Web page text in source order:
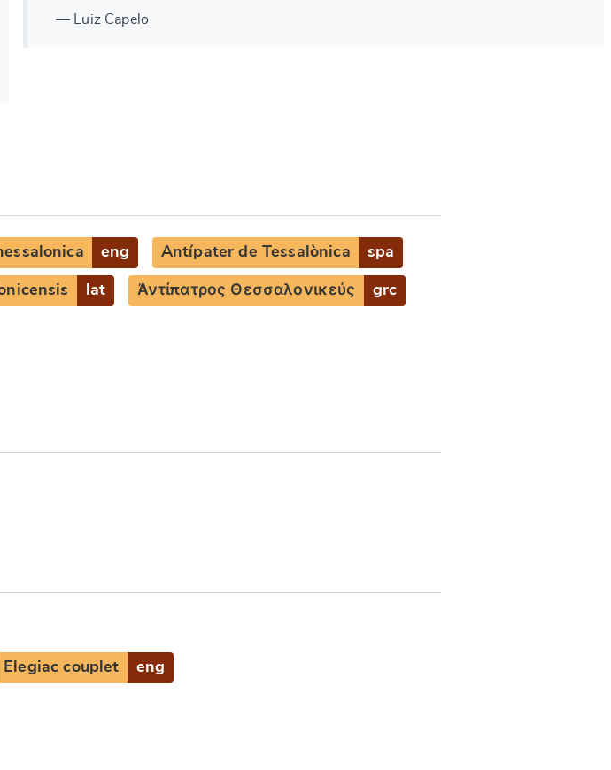
— Luiz Capelo
eng Antípater de Tessalònica spa
lat Ἀντίπατρος Θεσσαλονικεύς grc
Elegiac couplet eng